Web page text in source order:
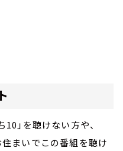
」を聴けない方や、
まいでこの番組を聴け